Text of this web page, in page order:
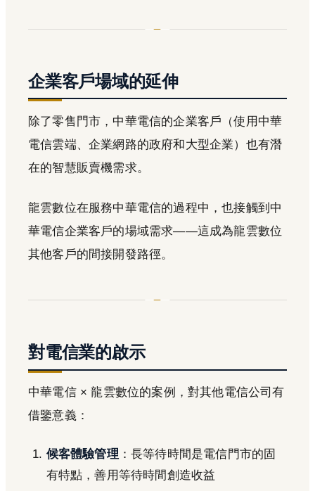
企業客戶場域的延伸
除了零售門市，中華電信的企業客戶（使用中華
電信雲端、企業網路的政府和大型企業）也有潛
在的智慧販賣機需求。
龍雲數位在服務中華電信的過程中，也接觸到中
華電信企業客戶的場域需求——這成為龍雲數位
其他客戶的間接開發路徑。
對電信業的啟示
中華電信 × 龍雲數位的案例，對其他電信公司有
借鑒意義：
候客體驗管理 ：長等待時間是電信門市的固
有特點，善用等待時間創造收益